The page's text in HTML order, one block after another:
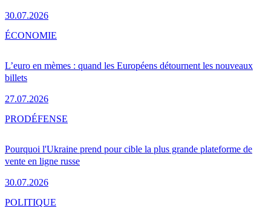
30.07.2026
L’euro en mèmes : quand les Européens détournent les nouveaux
billets
27.07.2026
ÉCONOMIE
Pourquoi l'Ukraine prend pour cible la plus grande plateforme de
vente en ligne russe
30.07.2026
PRODÉFENSE
POLITIQUE